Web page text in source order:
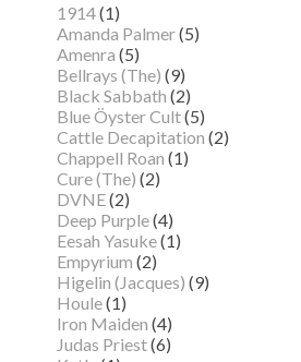
1914(1)
Amanda Palmer(5)
Amenra (5)
Bellrays (The) (9)
Black Sabbath (2)
Blue Öyster Cult(5)
Cattle Decapitation (2)
Chappell Roan (1)
Cure (The) (2)
DVNE(2)
Deep Purple(4)
Eesah Yasuke(1)
Empyrium (2)
Higelin (Jacques) (9)
Houle(1)
Iron Maiden (4)
Judas Priest(6)